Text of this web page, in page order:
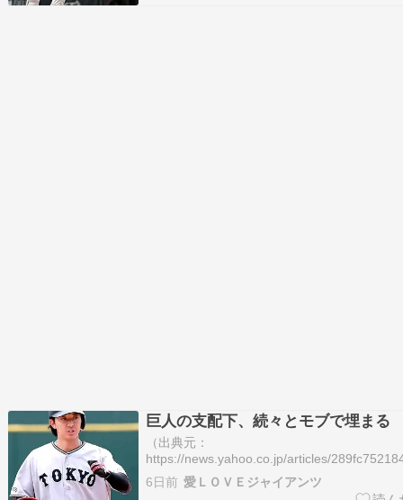
巨人の支配下、続々とモブで埋まる
（出典元：
https://news.yahoo.co.jp/articles/
育成から支配下ですね。（出典 巨人の支配
埋まる）1 どうですか解説の名無しさん ：
6日前 愛ＬＯＶＥジャイアンツ